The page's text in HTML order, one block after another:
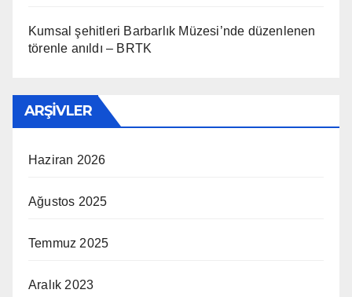
Kumsal şehitleri Barbarlık Müzesi’nde düzenlenen
törenle anıldı – BRTK
ARŞIVLER
Haziran 2026
Ağustos 2025
Temmuz 2025
Aralık 2023